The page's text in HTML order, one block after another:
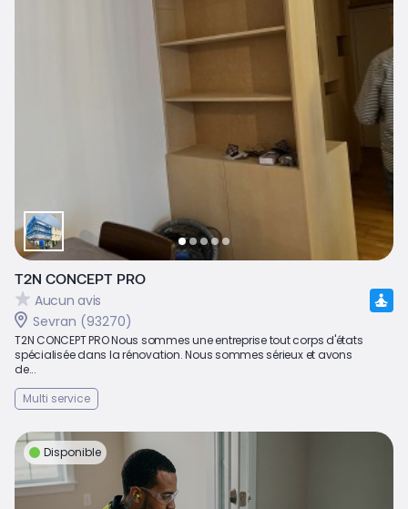
T2N CONCEPT PRO
Aucun avis
Sevran (93270)
T2N CONCEPT PRO Nous sommes une entreprise tout corps d'états
spécialisée dans la rénovation. Nous sommes sérieux et avons
de...
Multi service
Disponible